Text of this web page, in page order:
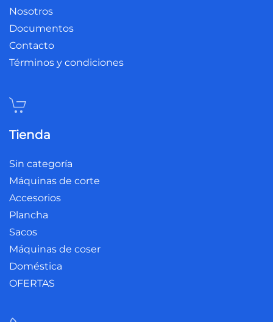
Nosotros
Documentos
Contacto
Términos y condiciones
Tienda
Sin categoría
Máquinas de corte
Accesorios
Plancha
Sacos
Máquinas de coser
Doméstica
OFERTAS